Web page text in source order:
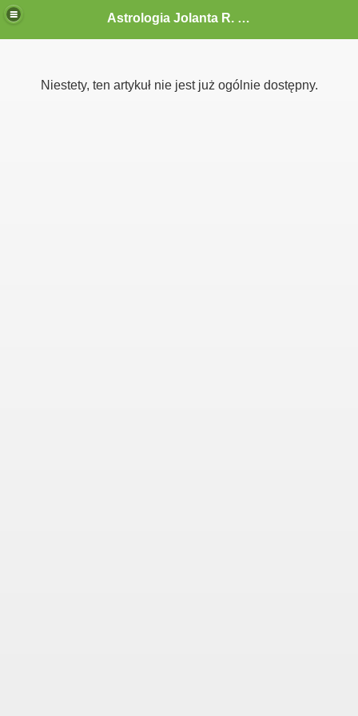
Astrologia Jolanta R. G.-Gołębiewska
Niestety, ten artykuł nie jest już ogólnie dostępny.